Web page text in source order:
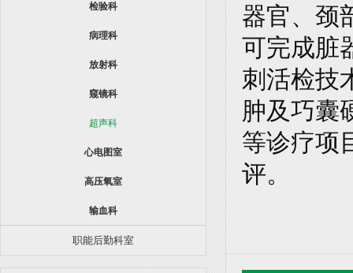
检验科
病理科
放射科
窥镜科
超声科
心电图室
高压氧室
输血科
职能后勤科室
器官、颈
可完成脏
刺活检技
肿及巧囊
等诊疗项
评。